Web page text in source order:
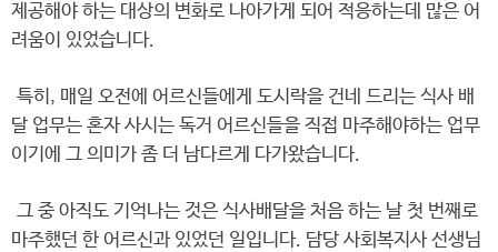
제공해야 하는 대상의 변화로 나아가게 되어 적응하는데 많은 어
려움이 있었습니다.
특히, 매일 오전에 어르신들에게 도시락을 건네 드리는 식사 배
달 업무는 혼자 사시는 독거 어르신들을 직접 마주해야하는 업무
이기에 그 의미가 좀 더 남다르게 다가왔습니다.
그 중 아직도 기억나는 것은 식사배달을 처음 하는 날 첫 번째로
마주했던 한 어르신과 있었던 일입니다. 담당 사회복지사 선생님